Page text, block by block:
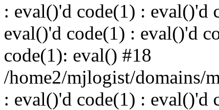
: eval()'d code(1) : eval()'d
eval()'d code(1) : eval()'d
code(1): eval() #18
/home2/mjlogist/domains/
: eval()'d code(1) : eval()'d